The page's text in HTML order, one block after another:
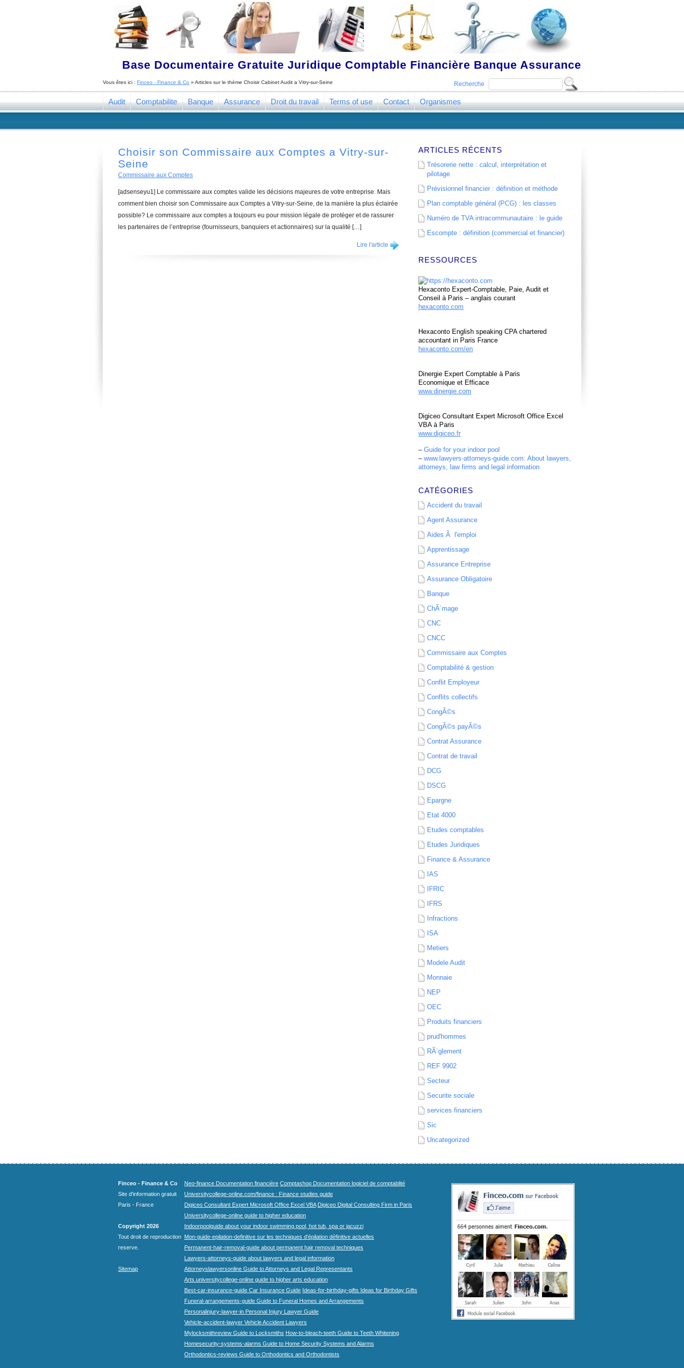
Base Documentaire Gratuite Juridique Comptable Financière Banque Assurance
Recherche
Vous êtes ici : Finceo - Finance & Co » Articles sur le thème Choisir Cabinet Audit a Vitry-sur-Seine
Audit Comptabilite Banque Assurance Droit du travail Terms of use Contact Organismes
Choisir son Commissaire aux Comptes a Vitry-sur-
Seine
Commissaire aux Comptes
[adsenseyu1] Le commissaire aux comptes valide les décisions majeures de votre entreprise. Mais
comment bien choisir son Commissaire aux Comptes a Vitry-sur-Seine, de la manière la plus éclairée
possible? Le commissaire aux comptes a toujours eu pour mission légale de protéger et de rassurer
les partenaires de l’entreprise (fournisseurs, banquiers et actionnaires) sur la qualité […]
Lire l'article
ARTICLES RÉCENTS
Trésorerie nette : calcul, interprétation et
pilotage
Prévisionnel financier : définition et méthode
Plan comptable général (PCG) : les classes
Numéro de TVA intracommunautaire : le guide
Escompte : définition (commercial et financier)
RESSOURCES
Hexaconto Expert-Comptable, Paie, Audit et
Conseil à Paris – anglais courant
hexaconto.com
Hexaconto English speaking CPA chartered
accountant in Paris France
hexaconto.com/en
Dinergie Expert Comptable à Paris
Economique et Efficace
www.dinergie.com
Digiceo Consultant Expert Microsoft Office Excel
VBA à Paris
www.digiceo.fr
– Guide for your indoor pool
– www.lawyers-attorneys-guide.com: About lawyers,
attorneys, law firms and legal information
CATÉGORIES
Accident du travail
Agent Assurance
Aides Ã l'emploi
Apprentissage
Assurance Entreprise
Assurance Obligatoire
Banque
ChÃ´mage
CNC
CNCC
Commissaire aux Comptes
Comptabilité & gestion
Conflit Employeur
Conflits collectifs
CongÃ©s
CongÃ©s payÃ©s
Contrat Assurance
Contrat de travail
DCG
DSCG
Epargne
Etat 4000
Etudes comptables
Etudes Juridiques
Finance & Assurance
IAS
IFRIC
IFRS
Infractions
ISA
Metiers
Modele Audit
Monnaie
NEP
OEC
Produits financiers
prud'hommes
RÃ¨glement
REF 9902
Secteur
Securite sociale
services financiers
Sic
Uncategorized
Finceo - Finance & Co
Site d'information gratuit
Paris - France
Copyright 2026
Tout droit de reproduction
reserve.
Sitemap
Neo-finance Documentation financière Comptashop Documentation logiciel de comptablité
Universitycollege-online.com/finance : Finance studies guide
Digiceo Consultant Expert Microsoft Office Excel VBA Digiceo Digital Consulting Firm in Paris
Universitycollege-online guide to higher education
Indoorpoolguide about your indoor swimming pool, hot tub, spa or jacuzzi
Mon-guide-epilation-definitive sur les techniques d'épilation définitive actuelles
Permanent-hair-removal-guide about permanent hair removal techniques
Lawyers-attorneys-guide about lawyers and legal information
Attorneyslawyersonline Guide to Attorneys and Legal Representants
Arts.universitycollege-online guide to higher arts education
Best-car-insurance-guide Car Insurance Guide Ideas-for-birthday-gifts Ideas for Birthday Gifts
Funeral-arrangements-guide Guide to Funeral Homes and Arrangements
Personalinjury-lawyer-in Personal Injury Lawyer Guide
Vehicle-accident-lawyer Vehicle Accident Lawyers
Mylocksmithreview Guide to Locksmiths How-to-bleach-teeth Guide to Teeth Whitening
Homesecurity-systems-alarms Guide to Home Security Systems and Alarms
Orthodontics-reviews Guide to Orthodontics and Orthodontists